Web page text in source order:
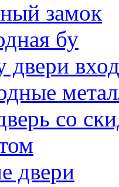
замок
бу
двери
со
двери